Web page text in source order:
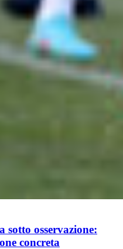
sotto osservazione:
concreta